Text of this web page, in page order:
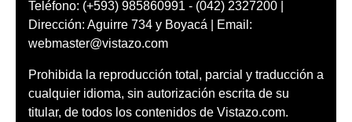
Teléfono: (+593) 985860991 - (042) 2327200 |
Dirección: Aguirre 734 y Boyacá | Email:
webmaster@vistazo.com
Prohibida la reproducción total, parcial y traducción a
cualquier idioma, sin autorización escrita de su
titular, de todos los contenidos de Vistazo.com.